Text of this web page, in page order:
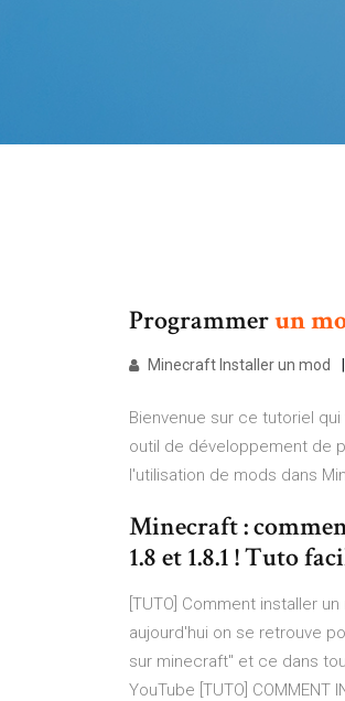
Programmerun
Minecraft Installer un mod
Bienvenue sur ce tutoriel
outil de développement de
l'utilisation de mods dans
Minecraft :
1.8 et 1.8.1 ! Tuto
[TUTO] Comment installer
aujourd'hui on se retrouve
sur minecraft" et ce dans
YouTube [TUTO] COMMENT